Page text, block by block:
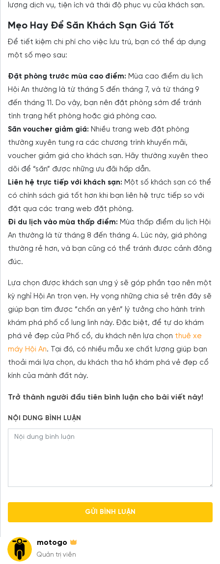
motogo
Quản trị viên
lượng dịch vụ, tiện ích và thái độ phục vụ của khách sạn.
Mẹo Hay Để Săn Khách Sạn Giá Tốt
Để tiết kiệm chi phí cho việc lưu trú, bạn có thể áp dụng
một số mẹo sau:
Đặt phòng trước mùa cao điểm: Mùa cao điểm du lịch
Hội An thường là từ tháng 5 đến tháng 7, và từ tháng 9
đến tháng 11. Do vậy, bạn nên đặt phòng sớm để tránh
tình trạng hết phòng hoặc giá phòng cao.
Săn voucher giảm giá: Nhiều trang web đặt phòng
thường xuyên tung ra các chương trình khuyến mãi,
voucher giảm giá cho khách sạn. Hãy thường xuyên theo
dõi để “săn” được những ưu đãi hấp dẫn.
Liên hệ trực tiếp với khách sạn: Một số khách sạn có thể
có chính sách giá tốt hơn khi bạn liên hệ trực tiếp so với
đặt qua các trang web đặt phòng.
Đi du lịch vào mùa thấp điểm: Mùa thấp điểm du lịch Hội
An thường là từ tháng 8 đến tháng 4. Lúc này, giá phòng
thường rẻ hơn, và bạn cũng có thể tránh được cảnh đông
đúc.
Lựa chọn được khách sạn ưng ý sẽ góp phần tạo nên một
kỳ nghỉ Hội An trọn vẹn. Hy vọng những chia sẻ trên đây sẽ
giúp bạn tìm được “chốn an yên” lý tưởng cho hành trình
khám phá phố cổ lung linh này. Đặc biệt, để tự do khám
phá vẻ đẹp của Phố cổ, du khách nên lựa chọn thuê xe
máy Hội An. Tại đó, có nhiều mẫu xe chất lượng giúp bạn
thoải mái lựa chọn, du khách tha hồ khám phá vẻ đẹp cổ
kính của mành đất này.
Trở thành người đầu tiên bình luận cho bài viết này!
NỘI DUNG BÌNH LUẬN